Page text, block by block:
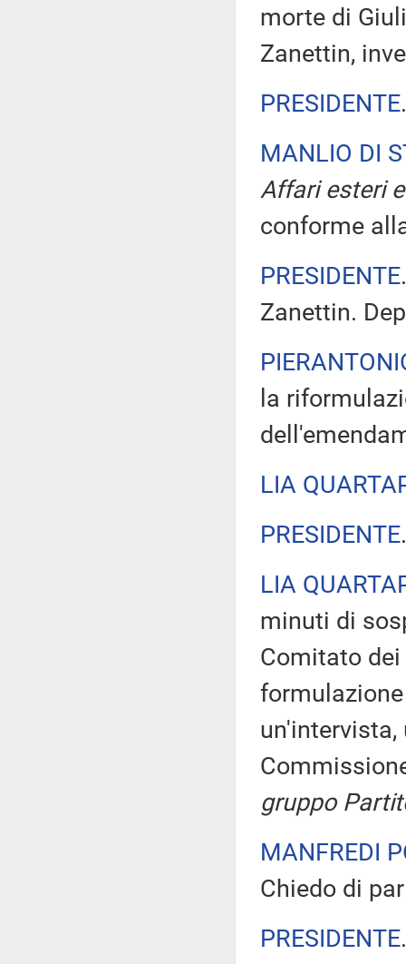
morte di
Zanettin,
PRESIDENTE
MANLIO DI
Affari esteri
conforme
PRESIDENTE
Zanettin.
la
LIA
PRESIDENTE
LIA
minuti di
Comitato
un'intervista,
gruppo
MANFREDI
Chiedo di
PRESIDENTE